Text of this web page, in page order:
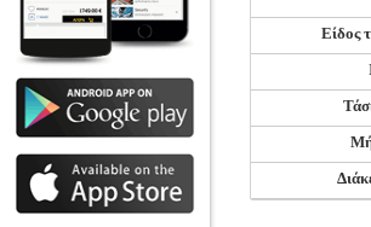
Είδος